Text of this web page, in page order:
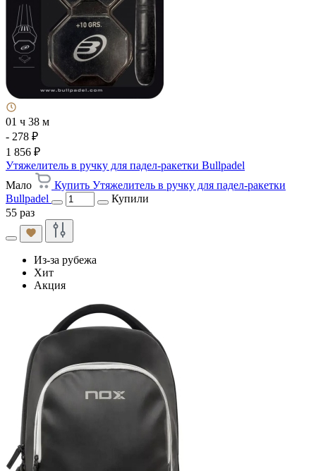
01 ч 38 м
- 278 ₽
1 856 ₽
Утяжелитель в ручку для падел-ракетки Bullpadel
Мало
Купить Утяжелитель в ручку для падел-ракетки
Bullpadel
Купили
55 раз
Из-за рубежа
Хит
Акция